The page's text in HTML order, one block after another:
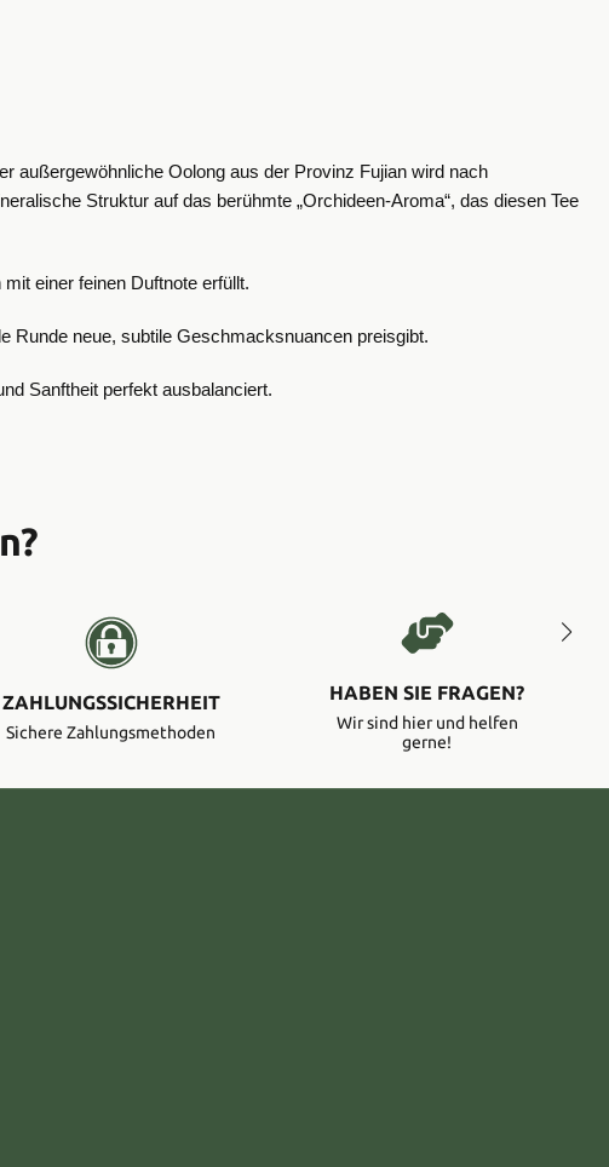
außergewöhnliche Oolong aus der Provinz Fujian wird nach
Struktur auf das berühmte „Orchideen-Aroma“, das diesen Tee
einer feinen Duftnote erfüllt.
Runde neue, subtile Geschmacksnuancen preisgibt.
Sanftheit perfekt ausbalanciert.
ZAHLUNGSSICHERHEIT
Sichere Zahlungsmethoden
HABEN SIE FRAGEN?
Wir sind hier und helfen
gerne!